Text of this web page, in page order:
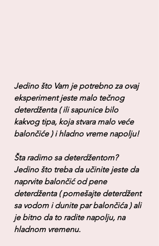
Jedino što Vam je potrebno za ovaj
eksperiment jeste malo tečnog
deterdženta ( ili sapunice bilo
kakvog tipa, koja stvara malo veće
balončiće ) i hladno vreme napolju!
Šta radimo sa deterdžentom?
Jedino što treba da učinite jeste da
naprvite balončić od pene
deterdženta ( pomešajte deterdžent
sa vodom i dunite par balončića ) ali
je bitno da to radite napolju, na
hladnom vremenu.